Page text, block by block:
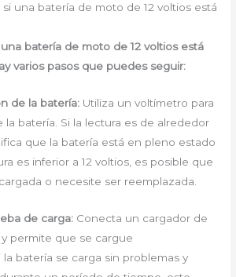
una batería de moto de 12 voltios está
batería de moto de 12 voltios está
varios pasos que puedes seguir:
de la batería: Utiliza un voltímetro para
la batería. Si la lectura es de alrededor
que la batería está en pleno estado
es inferior a 12 voltios, es posible que
o necesite ser reemplazada.
de carga: Conecta un cargador de
permite que se cargue
batería se carga sin problemas y